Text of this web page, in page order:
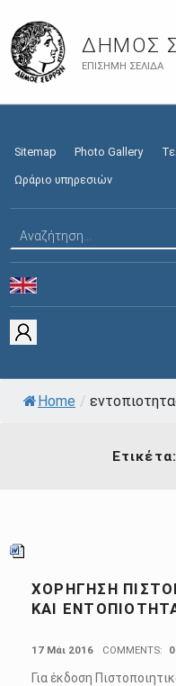
ΔΉΜΟΣ
ΕΠΊΣΗΜΗ ΣΕΛΊΔΑ
Sitemap Photo Gallery
Ωράριο υπηρεσιών
Home /
Ετικέτα:
ΧΟΡΗΓΗΣΗ
ΚΑΙ
17 Μάι 2016 COMMENTS: 0
Για έκδοση